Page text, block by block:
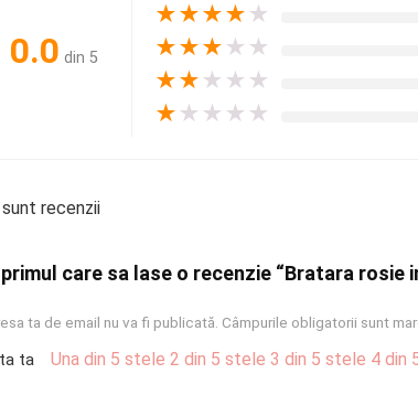
0.0 din 5
★★★★ ★
★★★ ★ ★
★★ ★ ★ ★
★ ★ ★ ★ ★
sunt recenzii
primul care sa lase o recenzie “Bratara
ta de email nu va fi publicată. Câmpurile obligatorii sunt
ta Una din 5 stele 2 din 5 stele 3 din 5 stele 4 din